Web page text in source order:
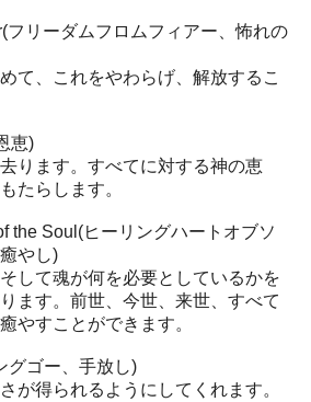
フリーダムフロムフィアー、怖れの
て、これをやわらげ、解放するこ
恵)
ります。すべてに対する神の恵
たらします。
the Soul(ヒーリングハートオブソ
やし)
して魂が何を必要としているかを
ます。前世、今世、来世、すべて
やすことができます。
グゴー、手放し)
が得られるようにしてくれます。